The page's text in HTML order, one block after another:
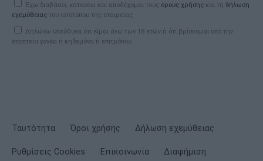
Έχω διαβάσει, κατανοώ και αποδέχομαι τους όρους χρήσης και τη δήλωση
εχεμύθειας του ιστοτόπου της εταιρείας
Δηλώνω υπεύθυνα ότι είμαι άνω των 18 ετών ή ότι βρίσκομαι υπό την
εποπτεία γονέα ή κηδεμόνα ή επιτρόπου
Ταυτότητα Όροι χρήσης Δήλωση εχεμύθειας
Ρυθμίσεις Cookies Επικοινωνία Διαφήμιση